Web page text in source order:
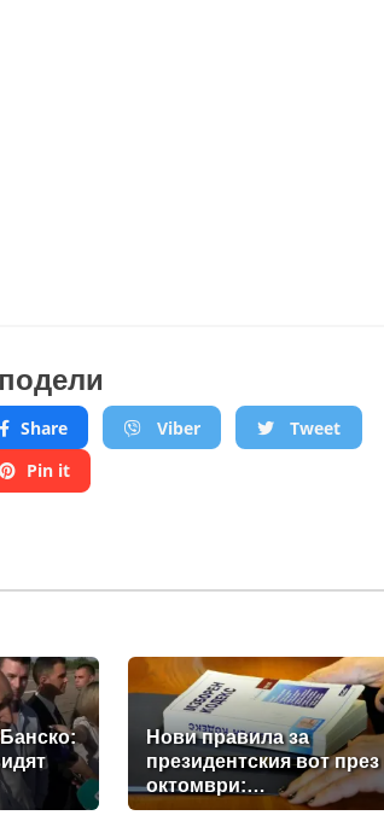
Share Viber
Tweet
Pin it
Нови правила за
президентския вот през
октомври:
Парламентът прие